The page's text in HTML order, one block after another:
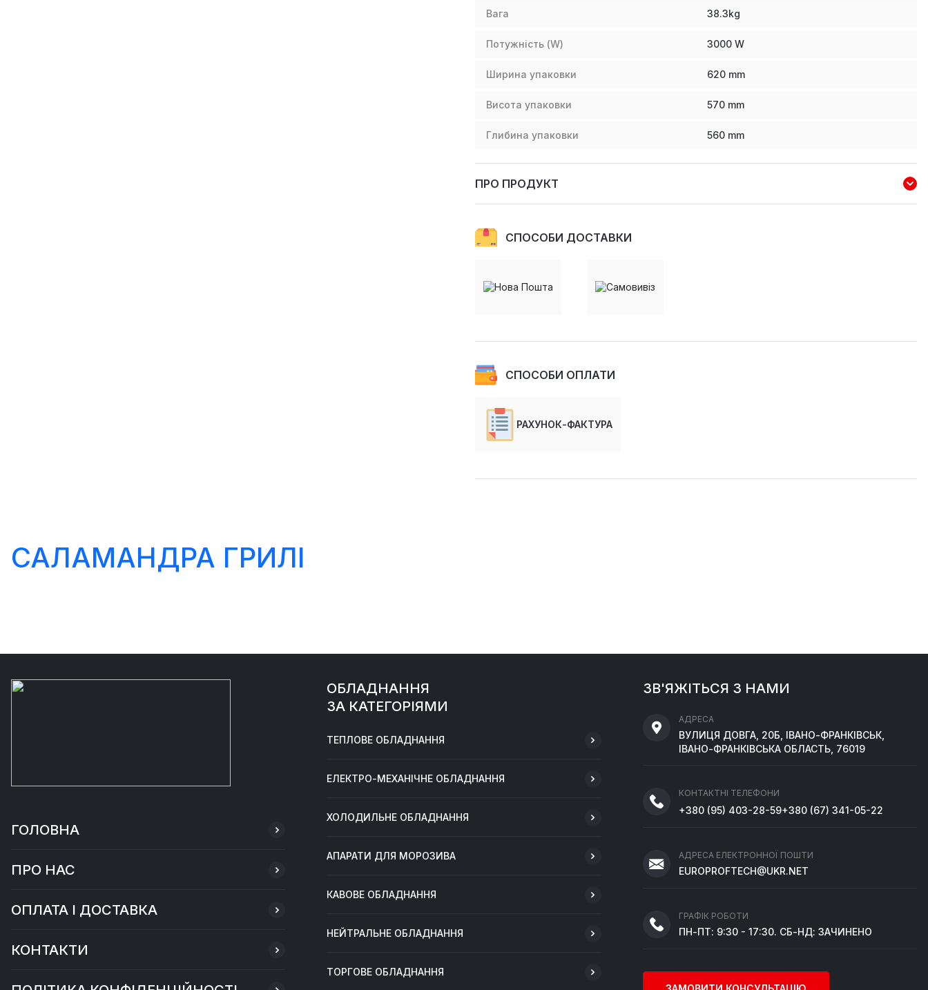
Вага 38.3kg
Потужність (W) 3000 W
Ширина упаковки 620 mm
Висота упаковки 570 mm
Глибина упаковки 560 mm
ПРО ПРОДУКТ
СПОСОБИ ДОСТАВКИ
СПОСОБИ ОПЛАТИ
РАХУНОК-ФАКТУРА
САЛАМАНДРА ГРИЛІ
ГОЛОВНА
ПРО НАС
ОПЛАТА І ДОСТАВКА
КОНТАКТИ
ОБЛАДНАННЯ
ЗА КАТЕГОРІЯМИ
ТЕПЛОВЕ ОБЛАДНАННЯ
ЕЛЕКТРО-МЕХАНІЧНЕ ОБЛАДНАННЯ
ХОЛОДИЛЬНЕ ОБЛАДНАННЯ
АПАРАТИ ДЛЯ МОРОЗИВА
КАВОВЕ ОБЛАДНАННЯ
НЕЙТРАЛЬНЕ ОБЛАДНАННЯ
ТОРГОВЕ ОБЛАДНАННЯ
ЗВ'ЯЖІТЬСЯ З НАМИ
АДРЕСА
ВУЛИЦЯ ДОВГА, 20Б, ІВАНО-ФРАНКІВСЬК,
ІВАНО-ФРАНКІВСЬКА ОБЛАСТЬ, 76019
КОНТАКТНІ ТЕЛЕФОНИ
+380 (95) 403-28-59+380 (67) 341-05-22
АДРЕСА ЕЛЕКТРОННОЇ ПОШТИ
EUROPROFTECH@UKR.NET
ГРАФІК РОБОТИ
ПН-ПТ: 9:30 - 17:30. СБ-НД: ЗАЧИНЕНО